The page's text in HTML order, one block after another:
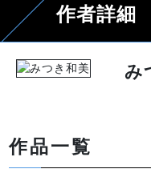
作者詳細
み
作品一覧